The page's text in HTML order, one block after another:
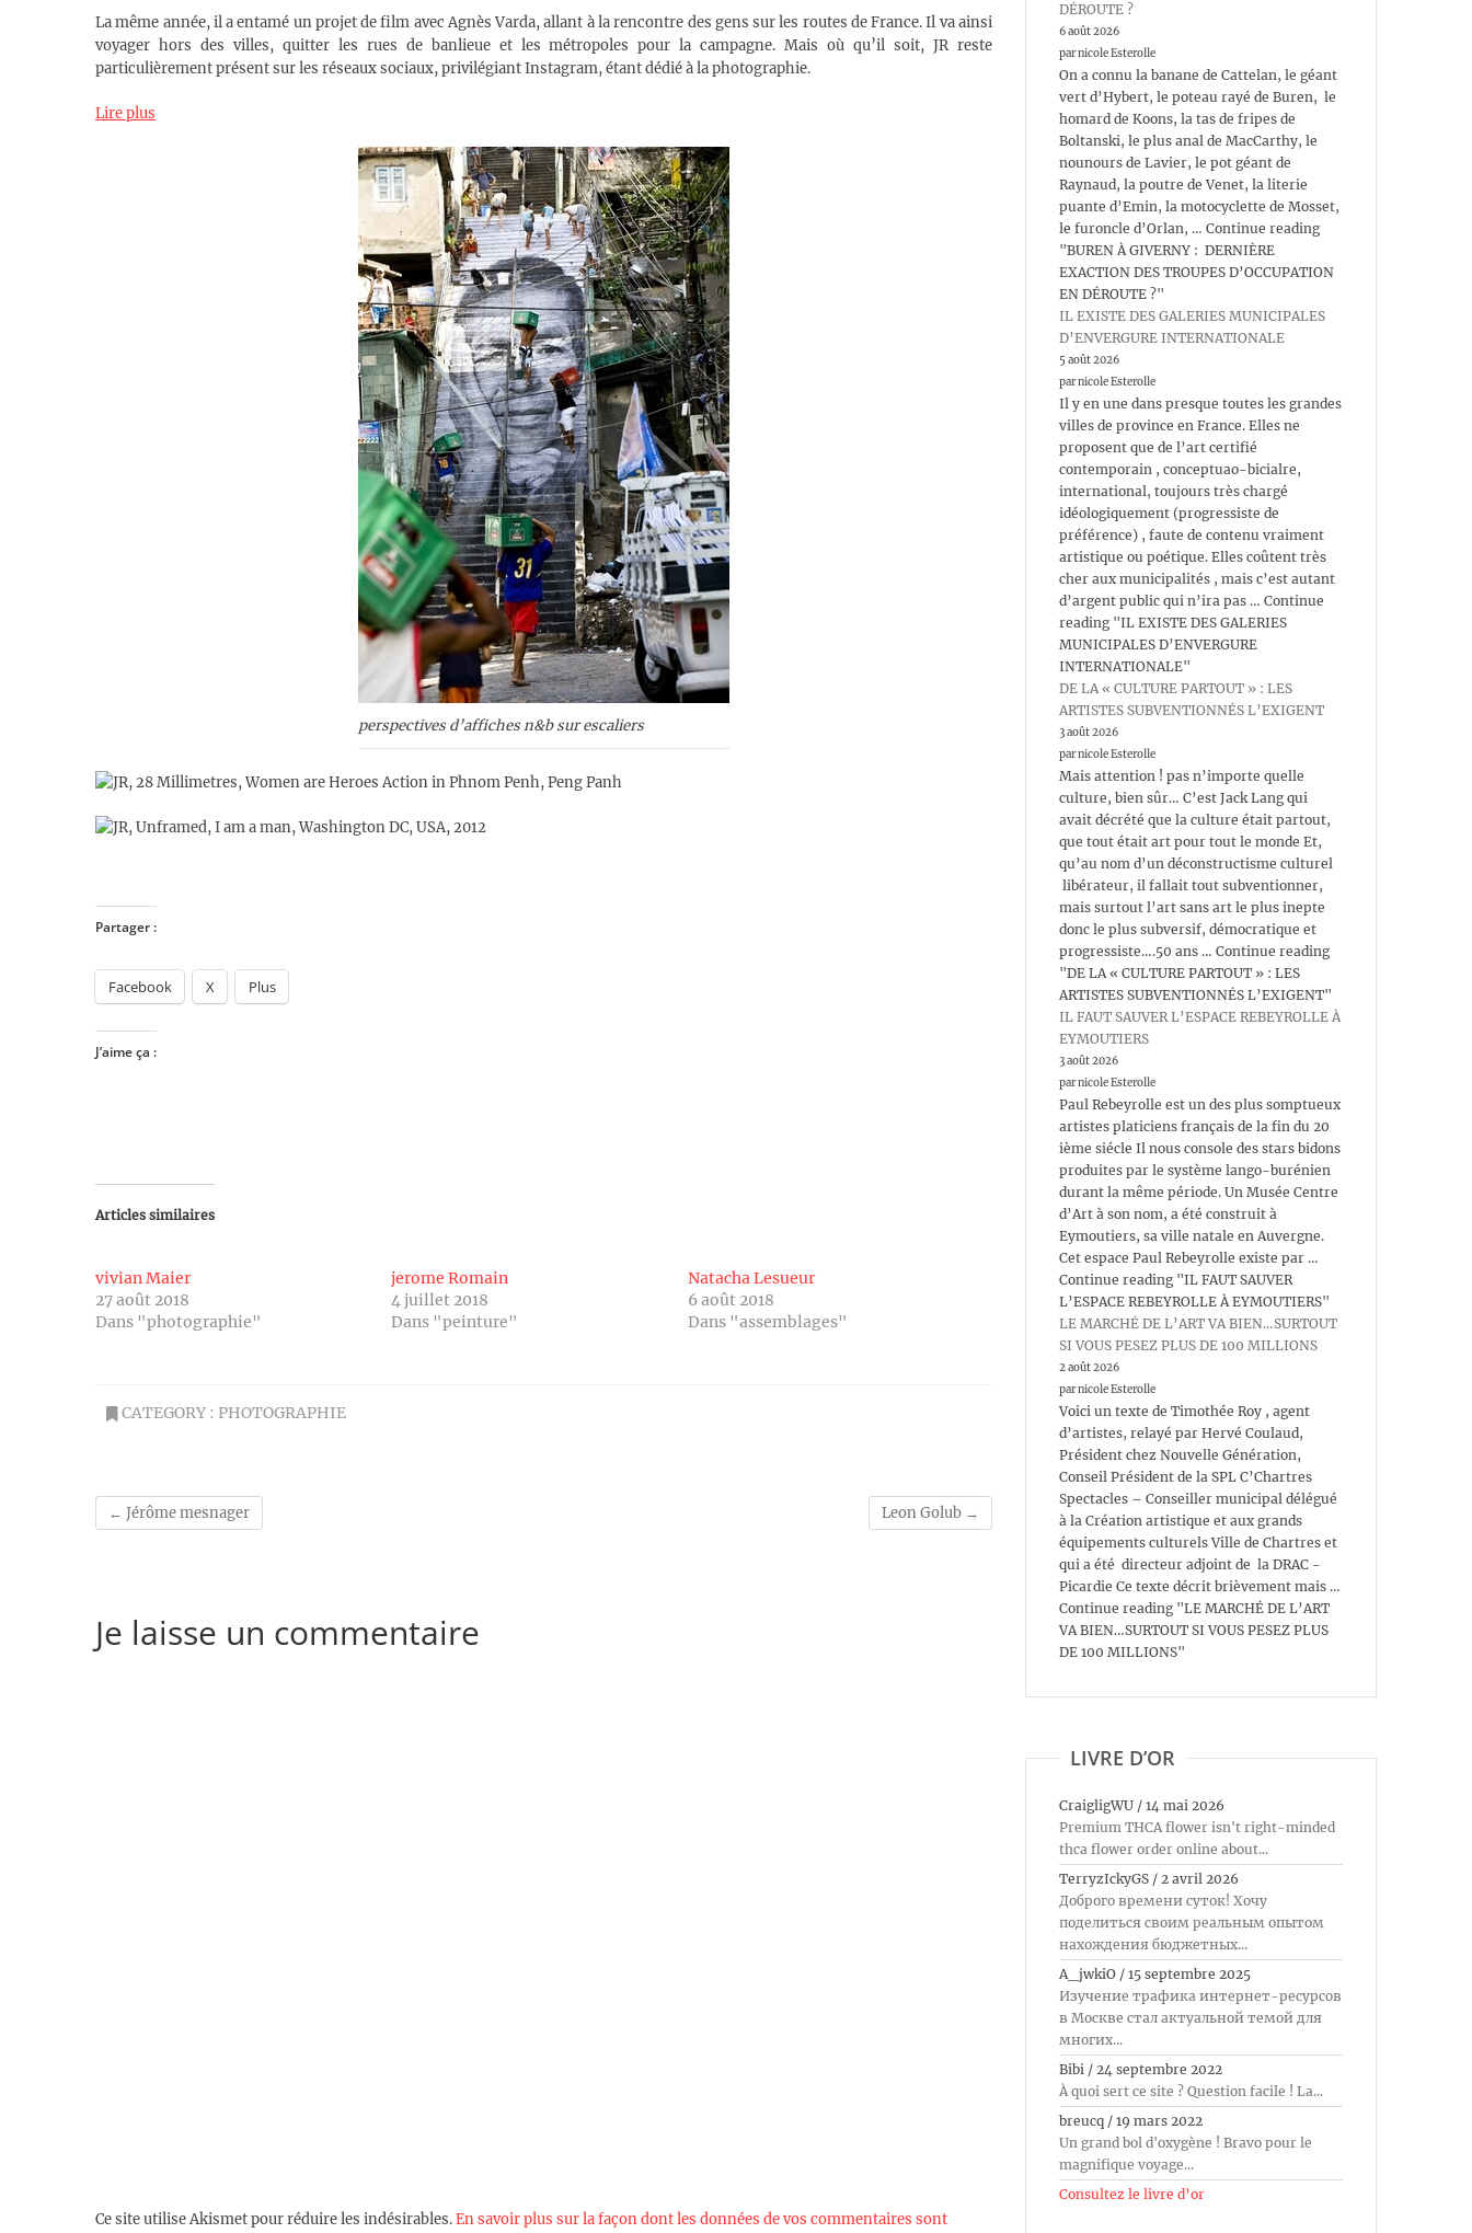
La même année, il a entamé un projet de film avec Agnès Varda, allant à la rencontre des gens sur les routes de France. Il va ainsi
voyager hors des villes, quitter les rues de banlieue et les métropoles pour la campagne. Mais où qu’il soit, JR reste
particulièrement présent sur les réseaux sociaux, privilégiant Instagram, étant dédié à la photographie.
Lire plus
perspectives d’affiches n&b sur escaliers
Partager :
Facebook X Plus
J’aime ça :
Articles similaires
vivian Maier
27 août 2018
Dans "photographie"
jerome Romain
4 juillet 2018
Dans "peinture"
Natacha Lesueur
6 août 2018
Dans "assemblages"
CATEGORY : PHOTOGRAPHIE
← Jérôme mesnager Leon Golub →
Je laisse un commentaire
Ce site utilise Akismet pour réduire les indésirables.En savoir plus sur la façon dont les données de vos commentaires sont
DÉROUTE ?
6 août 2026
par nicole Esterolle
On a connu la banane de Cattelan, le géant
vert d’Hybert, le poteau rayé de Buren, le
homard de Koons, la tas de fripes de
Boltanski, le plus anal de MacCarthy, le
nounours de Lavier, le pot géant de
Raynaud, la poutre de Venet, la literie
puante d’Emin, la motocyclette de Mosset,
le furoncle d’Orlan, … Continue reading
"BUREN À GIVERNY : DERNIÈRE
EXACTION DES TROUPES D’OCCUPATION
EN DÉROUTE ?"
IL EXISTE DES GALERIES MUNICIPALES
D’ENVERGURE INTERNATIONALE
5 août 2026
par nicole Esterolle
Il y en une dans presque toutes les grandes
villes de province en France. Elles ne
proposent que de l’art certifié
contemporain , conceptuao-bicialre,
international, toujours très chargé
idéologiquement (progressiste de
préférence) , faute de contenu vraiment
artistique ou poétique. Elles coûtent très
cher aux municipalités , mais c’est autant
d’argent public qui n’ira pas … Continue
reading "IL EXISTE DES GALERIES
MUNICIPALES D’ENVERGURE
INTERNATIONALE"
DE LA « CULTURE PARTOUT » : LES
ARTISTES SUBVENTIONNÉS L’EXIGENT
3 août 2026
par nicole Esterolle
Mais attention ! pas n’importe quelle
culture, bien sûr… C’est Jack Lang qui
avait décrété que la culture était partout,
que tout était art pour tout le monde Et,
qu’au nom d’un déconstructisme culturel
libérateur, il fallait tout subventionner,
mais surtout l’art sans art le plus inepte
donc le plus subversif, démocratique et
progressiste….50 ans … Continue reading
"DE LA « CULTURE PARTOUT » : LES
ARTISTES SUBVENTIONNÉS L’EXIGENT"
IL FAUT SAUVER L’ESPACE REBEYROLLE À
EYMOUTIERS
3 août 2026
par nicole Esterolle
Paul Rebeyrolle est un des plus somptueux
artistes platiciens français de la fin du 20
ième siécle Il nous console des stars bidons
produites par le système lango-burénien
durant la même période. Un Musée Centre
d’Art à son nom, a été construit à
Eymoutiers, sa ville natale en Auvergne.
Cet espace Paul Rebeyrolle existe par …
Continue reading "IL FAUT SAUVER
L’ESPACE REBEYROLLE À EYMOUTIERS"
LE MARCHÉ DE L’ART VA BIEN…SURTOUT
SI VOUS PESEZ PLUS DE 100 MILLIONS
2 août 2026
par nicole Esterolle
Voici un texte de Timothée Roy , agent
d’artistes, relayé par Hervé Coulaud,
Président chez Nouvelle Génération,
Conseil Président de la SPL C’Chartres
Spectacles – Conseiller municipal délégué
à la Création artistique et aux grands
équipements culturels Ville de Chartres et
qui a été directeur adjoint de la DRAC -
Picardie Ce texte décrit brièvement mais …
Continue reading "LE MARCHÉ DE L’ART
VA BIEN…SURTOUT SI VOUS PESEZ PLUS
DE 100 MILLIONS"
LIVRE D’OR
CraigligWU / 14 mai 2026
Premium THCA flower isn't right-minded
thca flower order online about...
TerryzIckyGS / 2 avril 2026
Доброго времени суток! Хочу
поделиться своим реальным опытом
нахождения бюджетных...
A_jwkiO / 15 septembre 2025
Изучение трафика интернет-ресурсов
в Москве стал актуальной темой для
многих...
Bibi / 24 septembre 2022
À quoi sert ce site ? Question facile ! La...
breucq / 19 mars 2022
Un grand bol d'oxygène ! Bravo pour le
magnifique voyage...
Consultez le livre d’or